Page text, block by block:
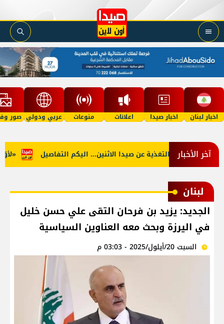
اخبار لبنان اخبار صيدا اعلانات منوعات عربي ودولي صور
آخر الأخبار «لأوّل توقف التغذية عن صيدا الاثنين... اليكم التفاصيل
لبنان
الجديد: يزيد بن فرحان التقى علي حسن خليل
في اليرزة وبحث معه العناوين السياسية
السبت 20/أيلول/2025 - 03:03 م